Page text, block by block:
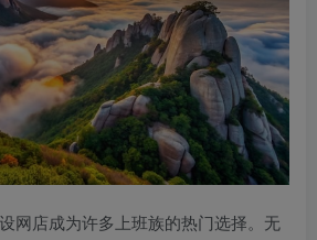
网店成为许多上班族的热门选择。无